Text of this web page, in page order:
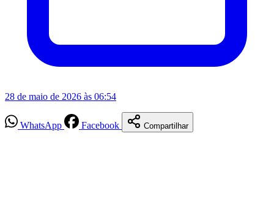
28 de maio de 2026 às 06:54
WhatsApp Facebook Compartilhar